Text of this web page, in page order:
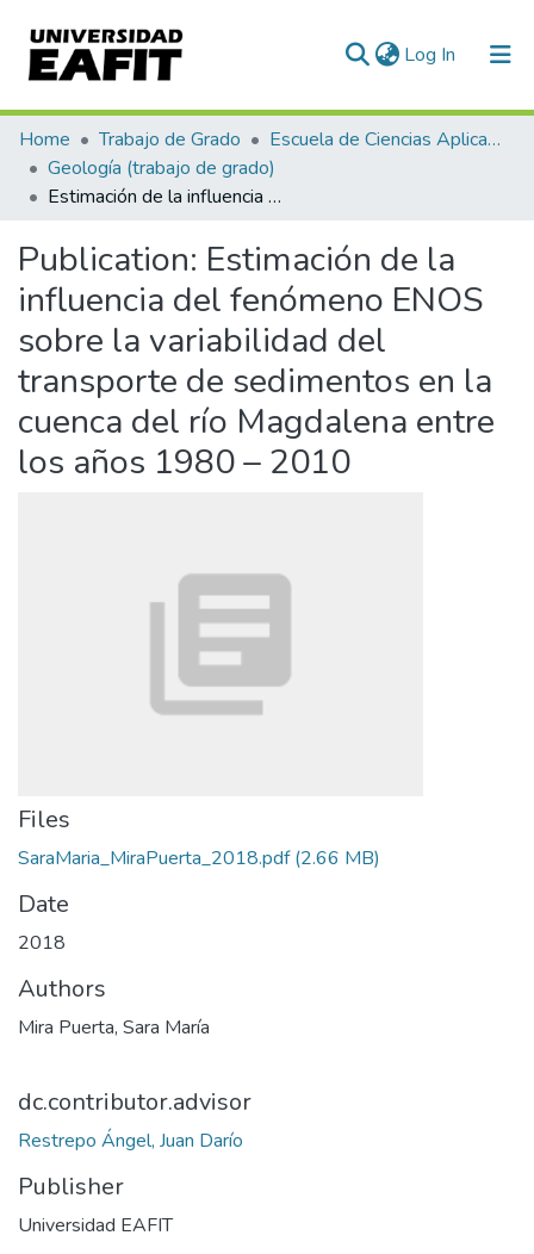
Log In (current)
Communities & Collections
All of DSpace
Home Trabajo de Grado
Escuela de Ciencias Aplicadas e Ingeniería
Geología (trabajo de grado)
Estimación de la influencia del fenómeno ENOS sobre la variabilidad del transporte de sedimentos en la cuenca del río Magdalena entre los años 1980 – 2010
Publication: Estimación de la
influencia del fenómeno ENOS
sobre la variabilidad del
transporte de sedimentos en la
cuenca del río Magdalena entre
los años 1980 – 2010
Files
SaraMaria_MiraPuerta_2018.pdf(2.66 MB)
Date
2018
Authors
Mira Puerta, Sara María
dc.contributor.advisor
Restrepo Ángel, Juan Darío
Publisher
Universidad EAFIT